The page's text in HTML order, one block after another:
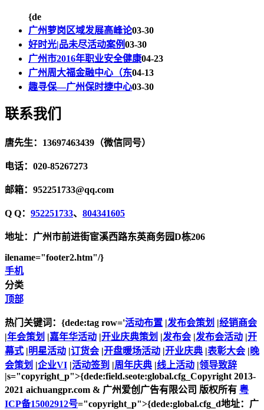
{de
广州萝岗区域发展高峰论03-30
好时光|品未尽活动案例03-30
广州市2016年职业安全健康04-23
广州周大福金融中心（东04-13
趣寻保—广州保时捷中心03-30
联系我们
唐先生：13697463439（微信同号）
电话：020-85267273
邮箱：952251733@qq.com
Q Q： 952251733、 804341605
地址：广州市前进街宦溪西路东英商务园D栋206
ilename="footer2.htm"/}
手机
分类
顶部
热门关键词：{dede:tag row='活动布置 |发布会策划 |经销商会
|年会策划 |嘉年华活动 |开业庆典策划 |发布会 |发布会活动 |开
幕式 |明星活动 |订货会 |开盘暖场活动 |开业庆典 |表彰大会 |晚
会策划 |企业VI |活动签到 |周年庆典 |线上活动 |领导致辞
|s="copyright_p">{dede:field.seote:global.cfg_Copyright 2013-
2021 aichuangpr.com & 广州爱创广告有限公司 版权所有 粤
ICP备15002912号="copyright_p">{dede:global.cfg_d地址：广